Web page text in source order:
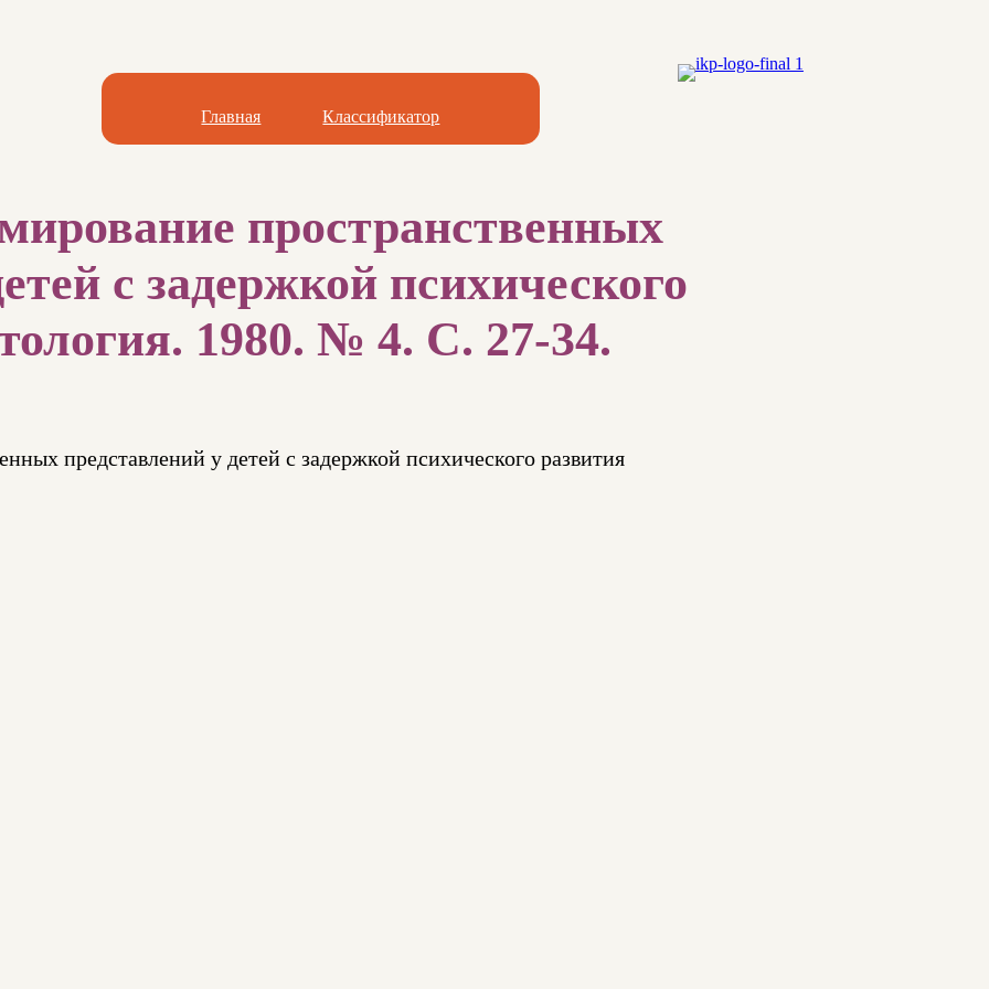
Главная Классификатор
пространственных
с задержкой психического
1980. № 4. С. 27-34.
представлений у детей с задержкой психического развития